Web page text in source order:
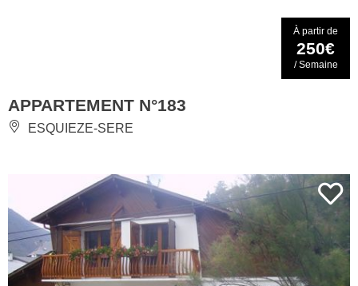
À partir de
250€
/ Semaine
APPARTEMENT N°183
ESQUIEZE-SERE